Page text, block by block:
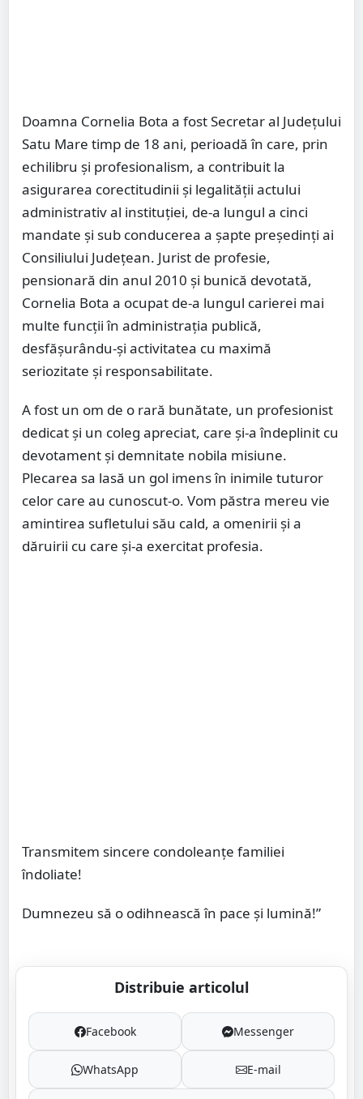
Doamna Cornelia Bota a fost Secretar al Județului
Satu Mare timp de 18 ani, perioadă în care, prin
echilibru și profesionalism, a contribuit la
asigurarea corectitudinii și legalității actului
administrativ al instituției, de-a lungul a cinci
mandate și sub conducerea a șapte președinți ai
Consiliului Județean. Jurist de profesie,
pensionară din anul 2010 și bunică devotată,
Cornelia Bota a ocupat de-a lungul carierei mai
multe funcții în administrația publică,
desfășurându-și activitatea cu maximă
seriozitate și responsabilitate.
A fost un om de o rară bunătate, un profesionist
dedicat și un coleg apreciat, care și-a îndeplinit cu
devotament și demnitate nobila misiune.
Plecarea sa lasă un gol imens în inimile tuturor
celor care au cunoscut-o. Vom păstra mereu vie
amintirea sufletului său cald, a omenirii și a
dăruirii cu care și-a exercitat profesia.
Transmitem sincere condoleanțe familiei
îndoliate!
Dumnezeu să o odihnească în pace și lumină!”
Distribuie articolul
Facebook Messenger
WhatsApp E-mail